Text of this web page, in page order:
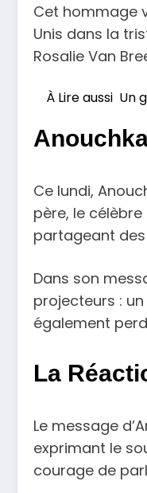
Cet hommage
Unis dans la
Rosalie Van
À Lire aussi Un
Ce lundi,
père, le
partageant
Dans son
projecteurs :
également
La
Le message
exprimant le
courage de